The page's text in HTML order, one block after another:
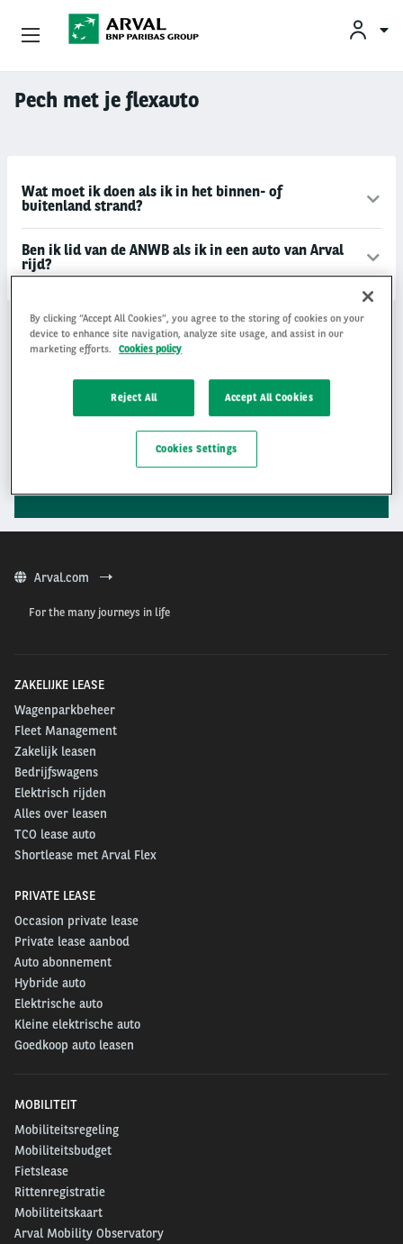
Overslaan en naar de inhoud gaan
Pech met je flexauto
Wat moet ik doen als ik in het binnen- of
buitenland strand?
Ben ik lid van de ANWB als ik in een auto van Arval
rijd?
Niet gevonden wat je zocht?
Liever persoonlijk iemand spreken?
Arval.com
For the many journeys in life
ZAKELIJKE LEASE
Wagenparkbeheer
Fleet Management
Zakelijk leasen
Bedrijfswagens
Elektrisch rijden
Alles over leasen
TCO lease auto
Shortlease met Arval Flex
PRIVATE LEASE
Occasion private lease
Private lease aanbod
Auto abonnement
Hybride auto
Elektrische auto
Kleine elektrische auto
Goedkoop auto leasen
MOBILITEIT
Mobiliteitsregeling
Mobiliteitsbudget
Fietslease
Rittenregistratie
Mobiliteitskaart
Arval Mobility Observatory
Zakelijk Leasen
Occasions
Klantenservice
Over Arval
By clicking “Accept All Cookies”, you agree to the storing of cookies on your
device to enhance site navigation, analyze site usage, and assist in our
marketing efforts.
Cookies policy
Reject All Accept All Cookies
Cookies Settings